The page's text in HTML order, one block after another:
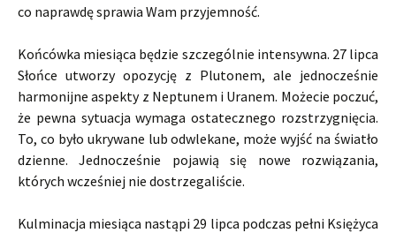
co naprawdę sprawia Wam przyjemność.
Końcówka miesiąca będzie szczególnie intensywna. 27 lipca
Słońce utworzy opozycję z Plutonem, ale jednocześnie
harmonijne aspekty z Neptunem i Uranem. Możecie poczuć,
że pewna sytuacja wymaga ostatecznego rozstrzygnięcia.
To, co było ukrywane lub odwlekane, może wyjść na światło
dzienne. Jednocześnie pojawią się nowe rozwiązania,
których wcześniej nie dostrzegaliście.
Kulminacja miesiąca nastąpi 29 lipca podczas pełni Księżyca